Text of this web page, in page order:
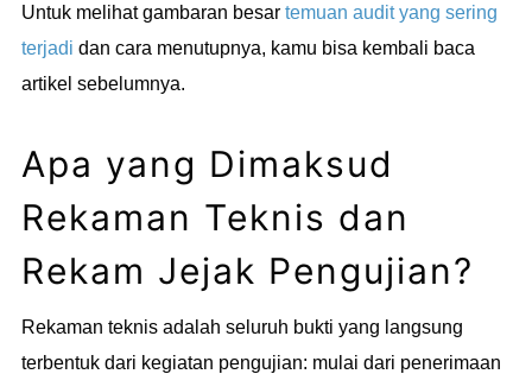
Untuk melihat gambaran besar temuan audit yang sering
terjadi dan cara menutupnya, kamu bisa kembali baca
artikel sebelumnya.
Apa yang Dimaksud
Rekaman Teknis dan
Rekam Jejak Pengujian?
Rekaman teknis adalah seluruh bukti yang langsung
terbentuk dari kegiatan pengujian: mulai dari penerimaan